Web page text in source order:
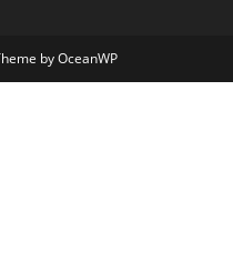
by OceanWP